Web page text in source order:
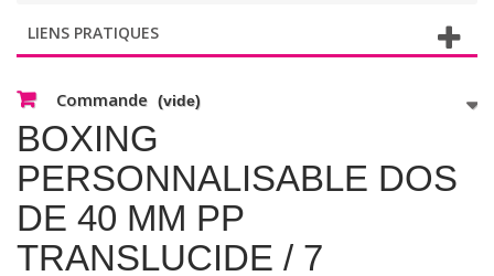
LIENS PRATIQUES
Commande (vide)
BOXING
PERSONNALISABLE DOS
DE 40 MM PP
TRANSLUCIDE / 7